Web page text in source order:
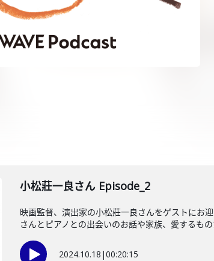
小松莊一良さん Episode_2
映画監督、演出家の小松莊一良さんをゲストにお
さんとピアノとの出会いのお話や家族、愛するもの
2024.10.18 |00:20:15